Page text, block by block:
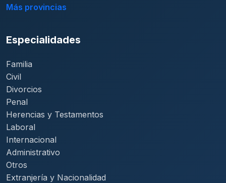
Más provincias
Especialidades
Familia
Civil
Divorcios
Penal
Herencias y Testamentos
Laboral
Internacional
Administrativo
Otros
Extranjería y Nacionalidad